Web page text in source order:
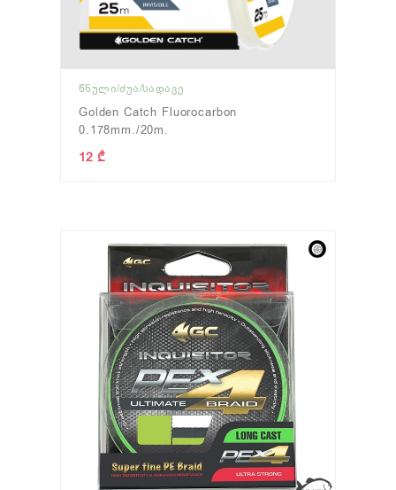
ᲬᲜᲣᲚᲘ/ᲫᲣᲐ/ᲡᲐᲓᲐᲕᲔ
Golden Catch Fluorocarbon
0.178mm./20m.
12 ₾